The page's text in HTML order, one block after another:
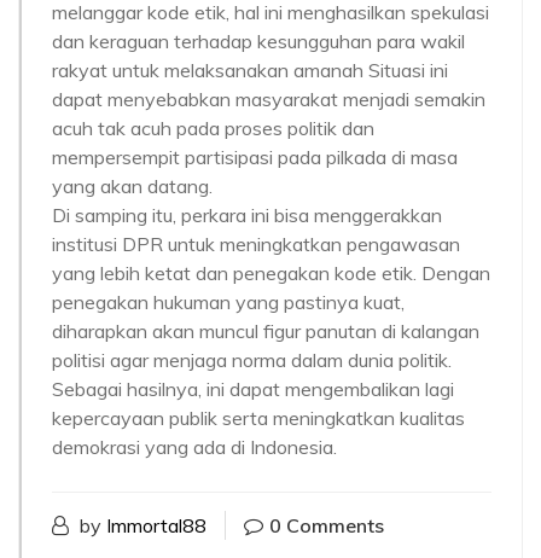
melanggar kode etik, hal ini menghasilkan spekulasi
dan keraguan terhadap kesungguhan para wakil
rakyat untuk melaksanakan amanah Situasi ini
dapat menyebabkan masyarakat menjadi semakin
acuh tak acuh pada proses politik dan
mempersempit partisipasi pada pilkada di masa
yang akan datang.
Di samping itu, perkara ini bisa menggerakkan
institusi DPR untuk meningkatkan pengawasan
yang lebih ketat dan penegakan kode etik. Dengan
penegakan hukuman yang pastinya kuat,
diharapkan akan muncul figur panutan di kalangan
politisi agar menjaga norma dalam dunia politik.
Sebagai hasilnya, ini dapat mengembalikan lagi
kepercayaan publik serta meningkatkan kualitas
demokrasi yang ada di Indonesia.
by Immortal88 0 Comments